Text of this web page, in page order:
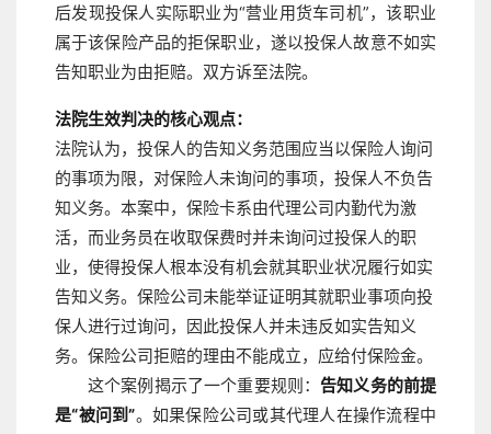
后发现投保人实际职业为“营业用货车司机”，该职业
属于该保险产品的拒保职业，遂以投保人故意不如实
告知职业为由拒赔。双方诉至法院。
法院生效判决的核心观点：
法院认为，投保人的告知义务范围应当以保险人询问
的事项为限，对保险人未询问的事项，投保人不负告
知义务。本案中，保险卡系由代理公司内勤代为激
活，而业务员在收取保费时并未询问过投保人的职
业，使得投保人根本没有机会就其职业状况履行如实
告知义务。保险公司未能举证证明其就职业事项向投
保人进行过询问，因此投保人并未违反如实告知义
务。保险公司拒赔的理由不能成立，应给付保险金。
这个案例揭示了一个重要规则： 告知义务的前提
是“被问到”。如果保险公司或其代理人在操作流程中